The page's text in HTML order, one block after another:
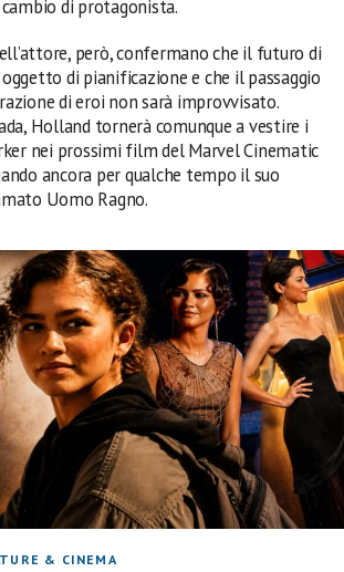
di protagonista.
però, confermano che il futuro di
di pianificazione e che il passaggio
di eroi non sarà improvvisato.
Holland tornerà comunque a vestire i
nei prossimi film del Marvel Cinematic
ancora per qualche tempo il suo
Uomo Ragno.
& CINEMA